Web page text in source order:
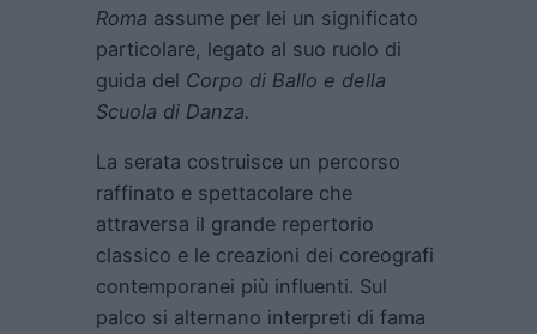
Roma assume per lei un significato
particolare, legato al suo ruolo di
guida del Corpo di Ballo e della
Scuola di Danza.
La serata costruisce un percorso
raffinato e spettacolare che
attraversa il grande repertorio
classico e le creazioni dei coreografi
contemporanei più influenti. Sul
palco si alternano interpreti di fama